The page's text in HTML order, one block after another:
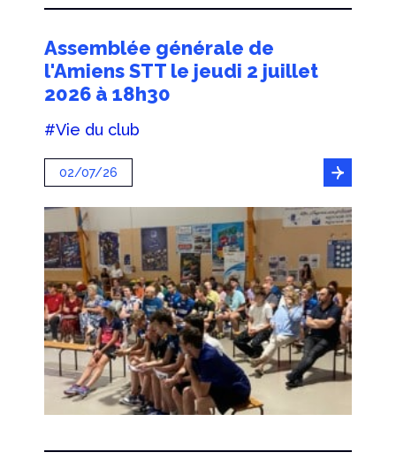
Assemblée générale de
l'Amiens STT le jeudi 2 juillet
2026 à 18h30
#Vie du club
02/07/26